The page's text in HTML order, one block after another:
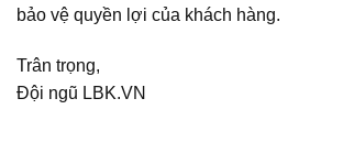
bảo vệ quyền lợi của khách hàng.
Trân trọng,
Đội ngũ LBK.VN